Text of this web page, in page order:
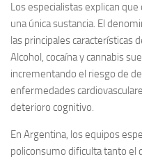
Los especialistas explican
una única sustancia. El
las principales características
Alcohol, cocaína y cannabis
incrementando el riesgo de
enfermedades
deterioro cognitivo.
En Argentina, los equipos
policonsumo dificulta tanto el